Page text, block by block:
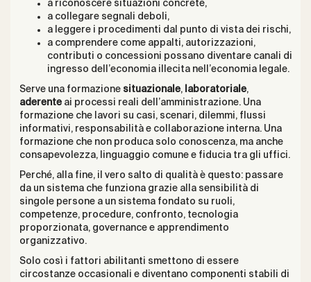
a riconoscere situazioni concrete,
a collegare segnali deboli,
a leggere i procedimenti dal punto di vista dei rischi,
a comprendere come appalti, autorizzazioni,
contributi o concessioni possano diventare canali di
ingresso dell’economia illecita nell’economia legale.
Serve una formazione situazionale, laboratoriale,
aderenteai processi reali dell’amministrazione. Una
formazione che lavori su casi, scenari, dilemmi, flussi
informativi, responsabilità e collaborazione interna. Una
formazione che non produca solo conoscenza, ma anche
consapevolezza, linguaggio comune e fiducia tra gli uffici.
Perché, alla fine, il vero salto di qualità è questo: passare
da un sistema che funziona grazie alla sensibilità di
singole persone a un sistema fondato su ruoli,
competenze, procedure, confronto, tecnologia
proporzionata, governance e apprendimento
organizzativo.
Solo così i fattori abilitanti smettono di essere
circostanze occasionali e diventano componenti stabili di